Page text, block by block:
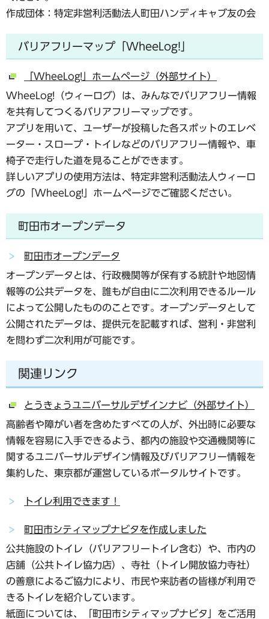
作成団体：特定非営利活動法人町田ハンディキャブ友の会
バリアフリーマップ「WheeLog!」
「WheeLog!」ホームページ（外部サイト）
WheeLog!（ウィーログ）は、みんなでバリアフリー情報
を共有してつくるバリアフリーマップです。
アプリを用いて、ユーザーが投稿した各スポットのエレベ
ーター・スロープ・トイレなどのバリアフリー情報や、車
椅子で走行した道を見ることができます。
詳しいアプリの使用方法は、特定非営利活動法人ウィーロ
グの「WheeLog!」ホームページでご確認ください。
町田市オープンデータ
町田市オープンデータ
オープンデータとは、行政機関等が保有する統計や地図情
報等の公共データを、誰もが自由に二次利用できるルール
によって公開したもののことです。オープンデータとして
公開されたデータは、提供元を記載すれば、営利・非営利
を問わず二次利用が可能です。
関連リンク
とうきょうユニバーサルデザインナビ（外部サイト）
高齢者や障がい者を含めたすべての人が、外出時に必要な
情報を容易に入手できるよう、都内の施設や交通機関等に
関するユニバーサルデザイン情報及びバリアフリー情報を
集約した、東京都が運営しているポータルサイトです。
トイレ利用できます！
町田市シティマップナビタを作成しました
公共施設のトイレ（バリアフリートイレ含む）や、市内の
店舗（公共トイレ協力店）、寺社（トイレ開放協力寺社）
の善意によるご協力により、市民や来訪者の皆様が利用で
きるトイレを紹介しています。
紙面については、「町田市シティマップナビタ」をご活用